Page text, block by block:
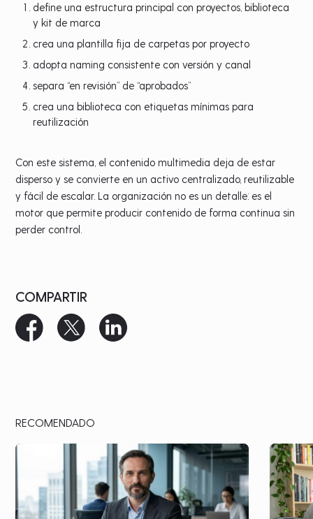
COMPARTIR
define una estructura principal con proyectos, biblioteca
y kit de marca
crea una plantilla fija de carpetas por proyecto
adopta naming consistente con versión y canal
separa “en revisión” de “aprobados”
crea una biblioteca con etiquetas mínimas para
reutilización
Con este sistema, el contenido multimedia deja de estar
disperso y se convierte en un activo centralizado, reutilizable
y fácil de escalar. La organización no es un detalle: es el
motor que permite producir contenido de forma continua sin
perder control.
RECOMENDADO